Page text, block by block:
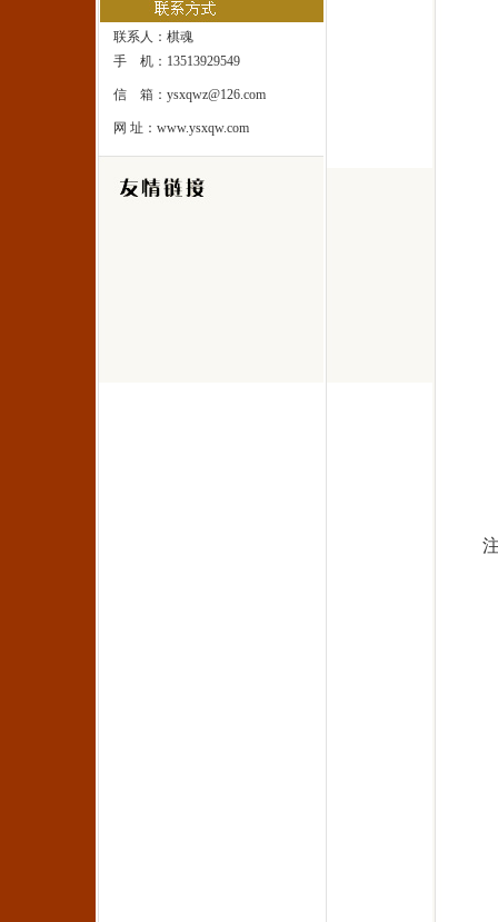
雅士象棋网
一处修身圣地！一座雅士乐园！
联系人：棋魂
手 机：13513929549
信 箱：ysxqwz@126.com
网 址：www.ysxqw.com